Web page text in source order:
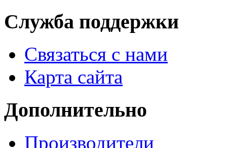
Служба поддержки
Связаться с нами
Карта сайта
Дополнительно
Производители